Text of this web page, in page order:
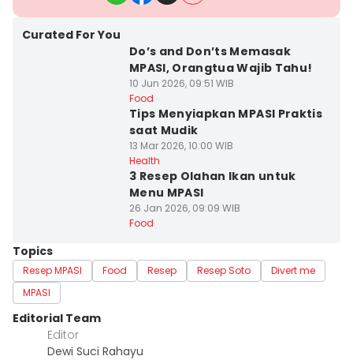
Curated For You
Do’s and Don’ts Memasak
MPASI, Orangtua Wajib Tahu!
10 Jun 2026, 09:51 WIB
Food
Tips Menyiapkan MPASI Praktis
saat Mudik
13 Mar 2026, 10:00 WIB
Health
3 Resep Olahan Ikan untuk
Menu MPASI
26 Jan 2026, 09:09 WIB
Food
Topics
Resep MPASI Food Resep Resep Soto
Divert me
MPASI
Editorial Team
Editor
Dewi Suci Rahayu